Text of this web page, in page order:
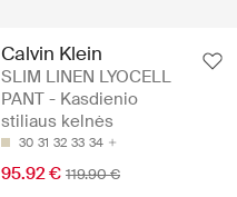
Calvin Klein
SLIM LINEN LYOCELL
PANT - Kasdienio
stiliaus kelnės
30 31 32 33 34
95.92 € 119.90 €